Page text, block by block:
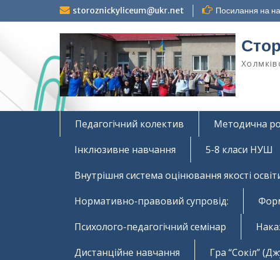
storoznickyliceum@ukr.net Посилання на
Педагогічний колектив Методична
Інклюзивне навчання
5-8 класи НУШ
Внутрішня система оцінювання якості
Нормативно-правовий супровід:
Психолого-педагогічний семінар
Дистанційне навчання
Гра “Сокіл”